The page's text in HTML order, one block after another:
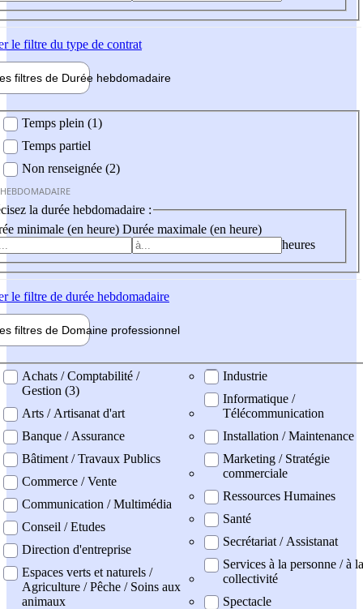
le filtre du type de contrat
filtres de Durée hebdomadaire
Temps plein (1)
Temps partiel
Non renseignée (2)
la durée hebdomadaire :
minimale (en heure) Durée maximale (en heure)
heures
le filtre de durée hebdomadaire
filtres de Domaine professionnel
professionel
Achats / Comptabilité /
Gestion (3)
Arts / Artisanat d'art
Banque / Assurance
Bâtiment / Travaux Publics
Commerce / Vente
Communication / Multimédia
Conseil / Etudes
Direction d'entreprise
Espaces verts et naturels /
Agriculture / Pêche / Soins aux
animaux
Industrie
Informatique /
Télécommunication
Installation / Maintenance
Marketing / Stratégie
commerciale
Ressources Humaines
Santé
Secrétariat / Assistanat
Services à la personne / à la
collectivité
Spectacle